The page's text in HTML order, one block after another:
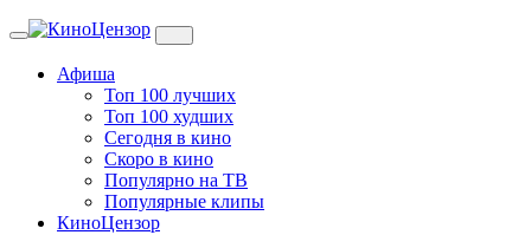
Toggle
Афиша
Топ 100 лучших
Топ 100 худших
Сегодня в кино
Скоро в кино
Популярно на ТВ
Популярные клипы
КиноЦензор